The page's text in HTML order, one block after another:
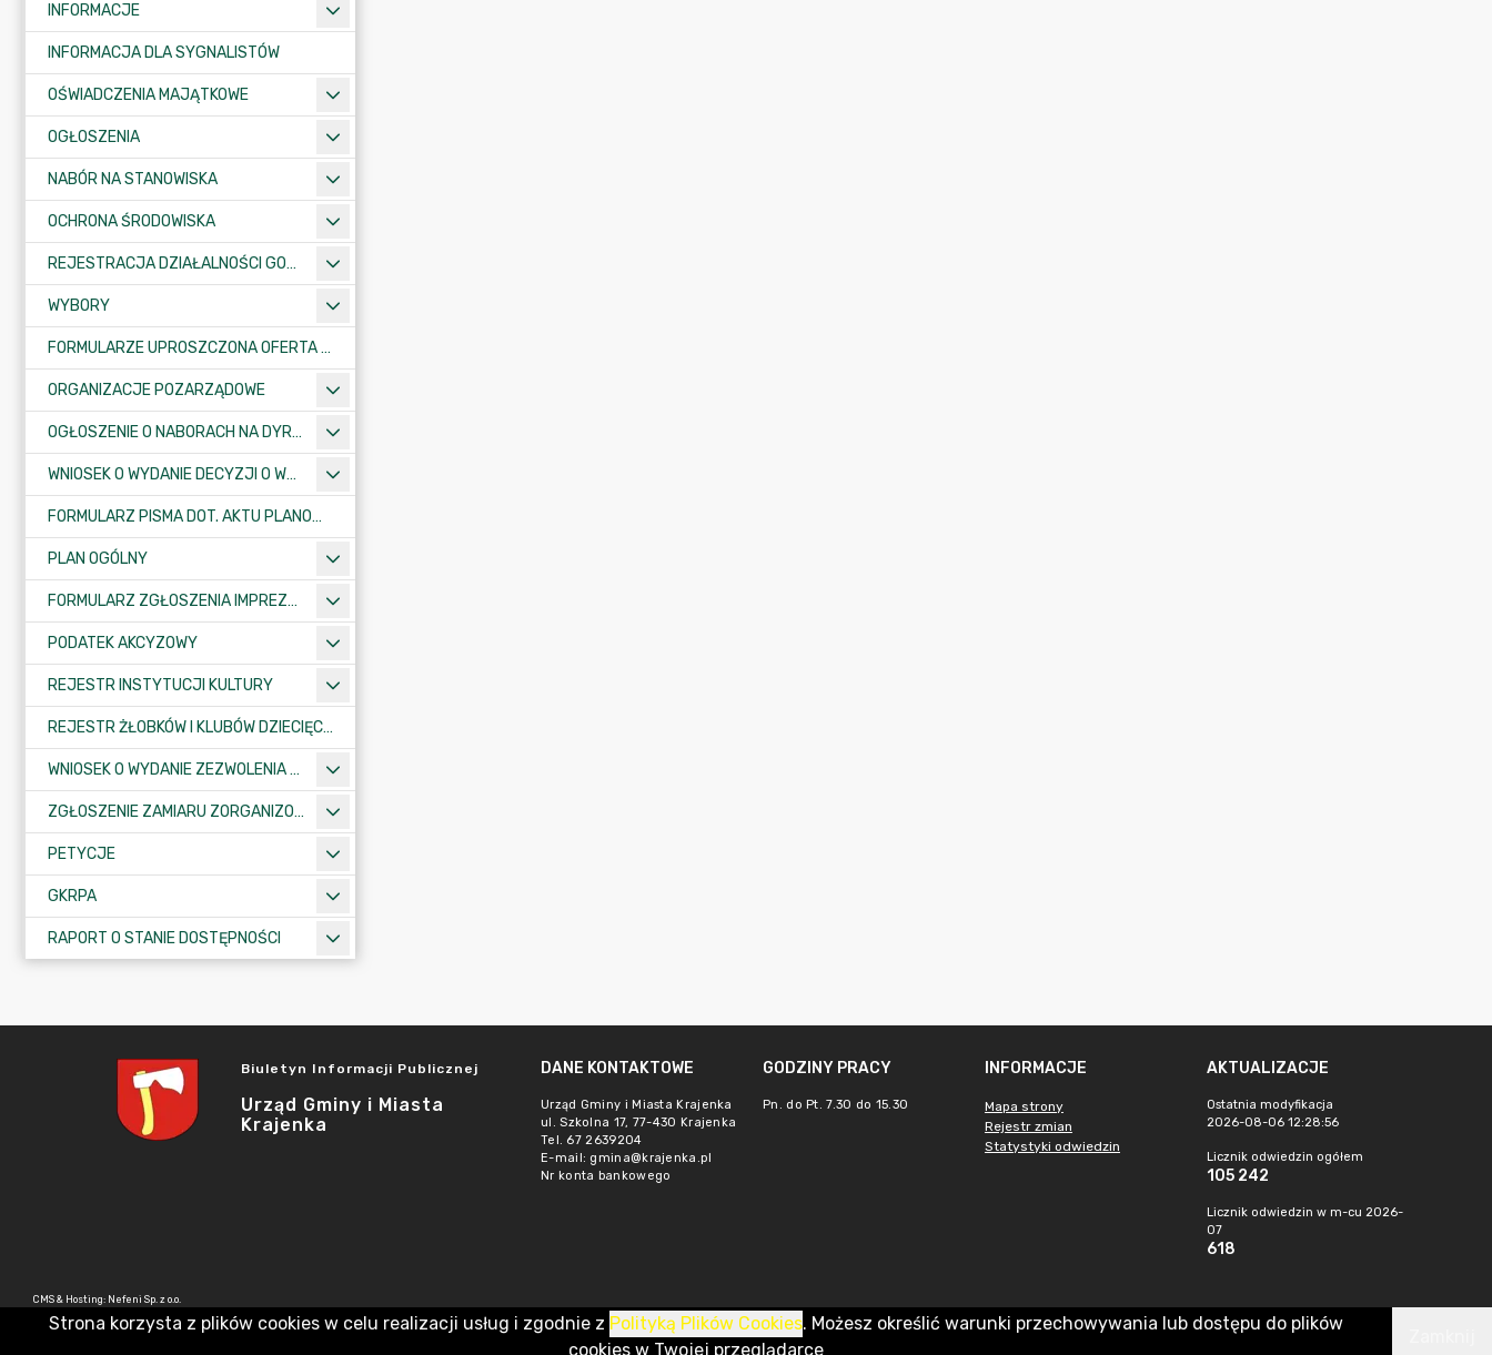
INFORMACJE
INFORMACJA DLA SYGNALISTÓW
OŚWIADCZENIA MAJĄTKOWE
OGŁOSZENIA
NABÓR NA STANOWISKA
OCHRONA ŚRODOWISKA
REJESTRACJA DZIAŁALNOŚCI GOSPODARCZEJ
WYBORY
FORMULARZE UPROSZCZONA OFERTA WYKONANIA ZADANIA PUBLICZNEGO
ORGANIZACJE POZARZĄDOWE
OGŁOSZENIE O NABORACH NA DYREKTORÓW PLACÓWEK OŚWIATOWYCH
WNIOSEK O WYDANIE DECYZJI O WARUNKACH ZABUDOWY/O USTALENIE INWESTYCJI CELU PUBLICZNEGO
FORMULARZ PISMA DOT. AKTU PLANOWANIA PRZESTRZENNEGO
PLAN OGÓLNY
FORMULARZ ZGŁOSZENIA IMPREZY SPORTOWO-REKREACYJNEJ, ARTYSTYCZNEJ LUB ROZRYWKOWEJ
PODATEK AKCYZOWY
REJESTR INSTYTUCJI KULTURY
REJESTR ŻŁOBKÓW I KLUBÓW DZIECIĘCYCH
WNIOSEK O WYDANIE ZEZWOLENIA NA ZAJĘCIE PASA DROGOWEGO
ZGŁOSZENIE ZAMIARU ZORGANIZOWANIA ZGROMADZENIA
PETYCJE
GKRPA
RAPORT O STANIE DOSTĘPNOŚCI
Biuletyn Informacji Publicznej
Urząd Gminy i Miasta
Krajenka
DANE KONTAKTOWE
Urząd Gminy i Miasta Krajenka
ul. Szkolna 17, 77-430 Krajenka
Tel. 67 2639204
E-mail: gmina@krajenka.pl
Nr konta bankowego
GODZINY PRACY
Pn. do Pt. 7.30 do 15.30
INFORMACJE
Mapa strony
Rejestr zmian
Statystyki odwiedzin
AKTUALIZACJE
Ostatnia modyfikacja
2026-08-06 12:28:56
Licznik odwiedzin ogółem
105 242
Licznik odwiedzin w m-cu 2026-
07
618
CMS & Hosting: Nefeni Sp. z o.o.
Strona korzysta z plików cookies w celu realizacji usług i zgodnie z Polityką Plików Cookies. Możesz określić warunki przechowywania lub dostępu do plików
cookies w Twojej przeglądarce